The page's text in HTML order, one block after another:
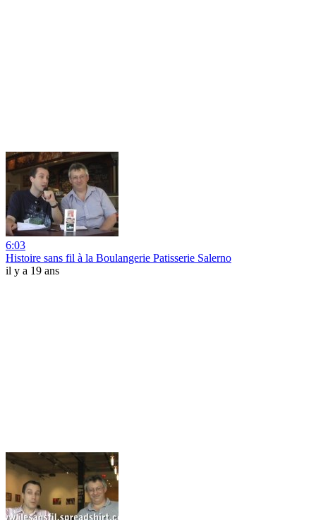
6:03
Histoire sans fil à la Boulangerie Patisserie Salerno
il y a 19 ans